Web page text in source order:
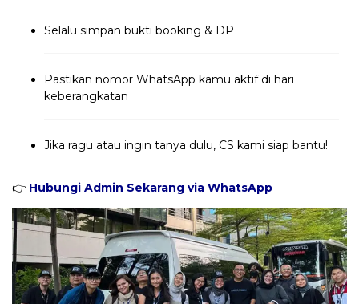
Selalu simpan bukti booking & DP
Pastikan nomor WhatsApp kamu aktif di hari
keberangkatan
Jika ragu atau ingin tanya dulu, CS kami siap bantu!
👉 Hubungi Admin Sekarang via WhatsApp